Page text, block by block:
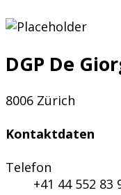
DGP De
8006 Zürich
Kontaktdaten
Telefon
+41 44 552 83